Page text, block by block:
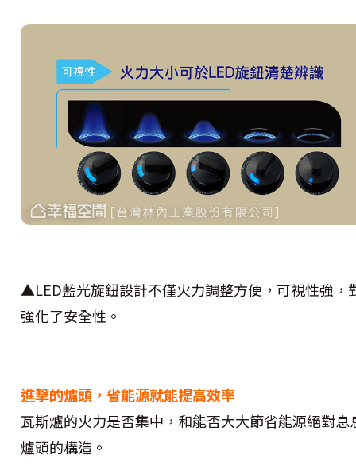
▲LED藍光旋鈕設計不僅火力調整方便，可視性強，
強化了安全性。
進擊的爐頭，省能源就能提高效率
瓦斯爐的火力是否集中，和能否大大節省能源絕對
爐頭的構造。